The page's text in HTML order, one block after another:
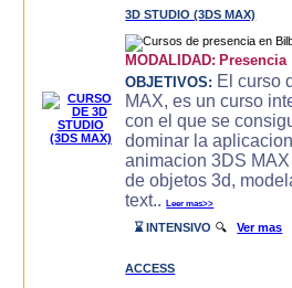
3D STUDIO (3DS MAX)
MODALIDAD: Presencia
OBJETIVOS: El curso
MAX, es un curso
con el que se
dominar la
animacion 3DS
de objetos 3d,
text..Leer mas>>
⌛ INTENSIVO 🔍Ver mas
ACCESS